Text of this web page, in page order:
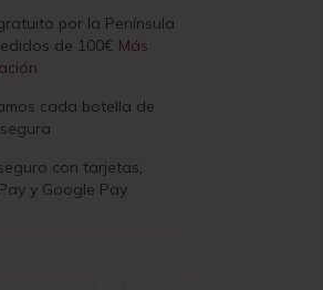
por la Península
de 100€ Más
cada botella de
con tarjetas,
y Google Pay